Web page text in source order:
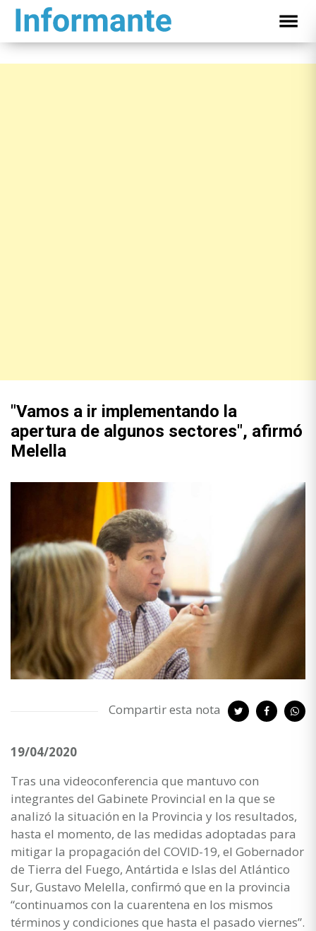
"Vamos a ir implementando la
apertura de algunos sectores", afirmó
Melella
Compartir esta nota
19/04/2020
Tras una videoconferencia que mantuvo con
integrantes del Gabinete Provincial en la que se
analizó la situación en la Provincia y los resultados,
hasta el momento, de las medidas adoptadas para
mitigar la propagación del COVID-19, el Gobernador
de Tierra del Fuego, Antártida e Islas del Atlántico
Sur, Gustavo Melella, confirmó que en la provincia
“continuamos con la cuarentena en los mismos
términos y condiciones que hasta el pasado viernes”.